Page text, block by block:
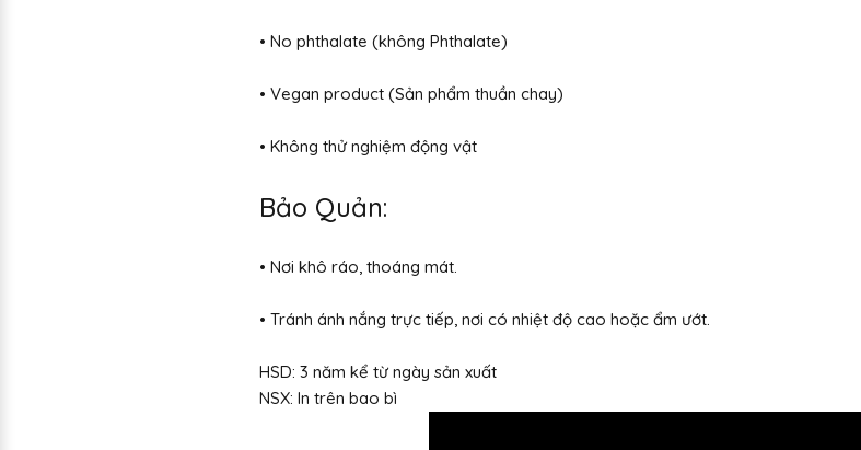
• No phthalate (không Phthalate)
• Vegan product (Sản phẩm thuần chay)
• Không thử nghiệm động vật
Bảo Quản:
• Nơi khô ráo, thoáng mát.
• Tránh ánh nắng trực tiếp, nơi có nhiệt độ cao hoặc ẩm ướt.
HSD: 3 năm kể từ ngày sản xuất
NSX: In trên bao bì